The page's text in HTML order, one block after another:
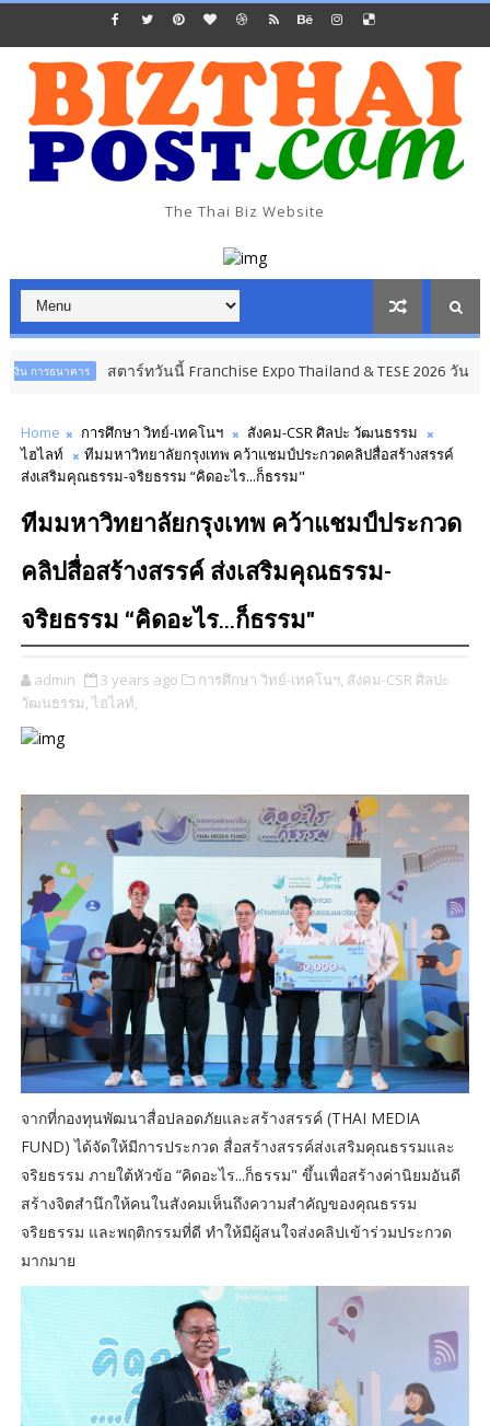
The Thai Biz Website
สตาร์ทวันนี้ Franchise Expo Thailand & TESE 2026 วัน ธุรกิจ การค้า กา
Home การศึกษา วิทย์-เทคโนฯ
สังคม-CSR ศิลปะ วัฒนธรรม
ไฮไลท์
ทีมมหาวิทยาลัยกรุงเทพ คว้าแชมป์ประกวดคลิปสื่อสร้างสรรค์
ส่งเสริมคุณธรรม-จริยธรรม “คิดอะไร...ก็ธรรม"
ทีมมหาวิทยาลัยกรุงเทพ คว้าแชมป์ประกวด
คลิปสื่อสร้างสรรค์ ส่งเสริมคุณธรรม-
จริยธรรม “คิดอะไร...ก็ธรรม"
admin 3 years ago การศึกษา วิทย์-เทคโนฯ, สังคม-CSR ศิลปะ
วัฒนธรรม, ไฮไลท์,
จากที่กองทุนพัฒนาสื่อปลอดภัยและสร้างสรรค์ (THAI MEDIA
FUND) ได้จัดให้มีการประกวด สื่อสร้างสรรค์ส่งเสริมคุณธรรมและ
จริยธรรม ภายใต้หัวข้อ “คิดอะไร...ก็ธรรม" ขึ้นเพื่อสร้างค่านิยมอันดี
สร้างจิตสำนึกให้คนในสังคมเห็นถึงความสำคัญของคุณธรรม
จริยธรรม และพฤติกรรมที่ดี ทำให้มีผู้สนใจส่งคลิปเข้าร่วมประกวด
มากมาย